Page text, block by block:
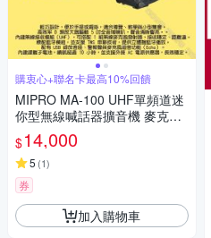
購衷心+聯名卡最高10%回饋
MIPRO MA-100 UHF單頻道迷
你型無線喊話器擴音機 麥克風
使用AA電池供電
$14,000
5 (1)
券
加入購物車